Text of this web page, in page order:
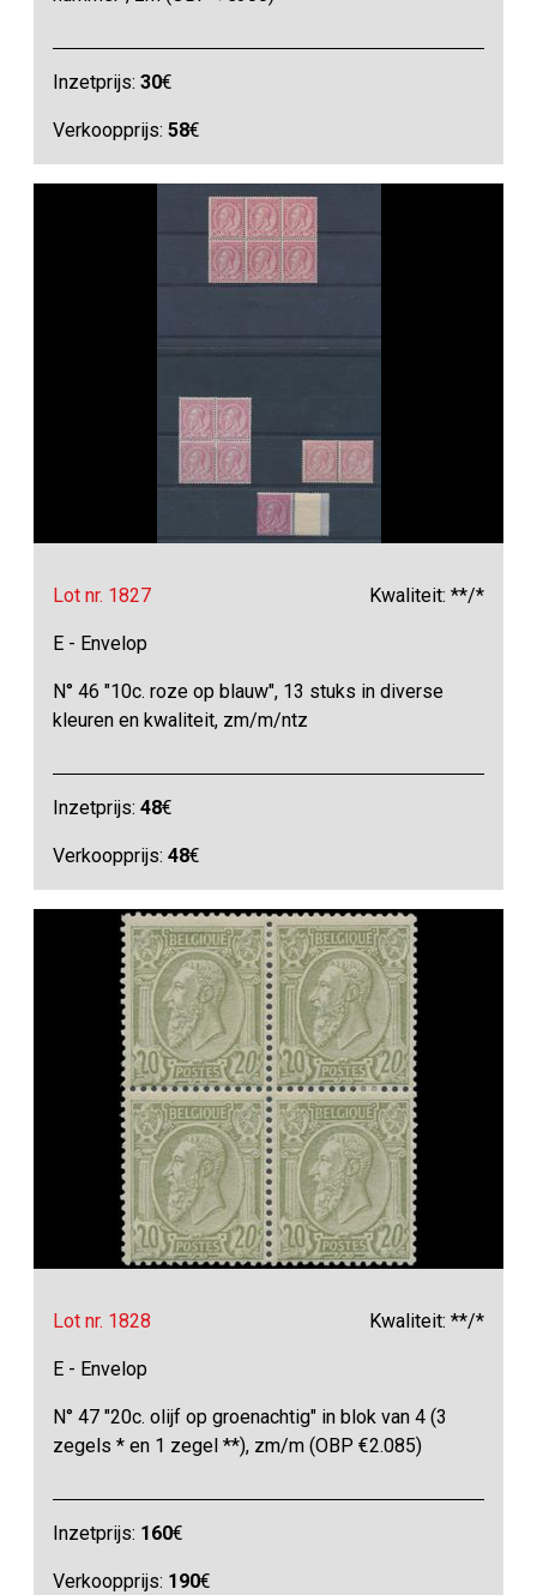
Inzetprijs:30€
Verkoopprijs:58€
Lot nr. 1827 Kwaliteit: **/*
E - Envelop
N° 46 "10c. roze op blauw", 13 stuks in diverse
kleuren en kwaliteit, zm/m/ntz
Inzetprijs:48€
Verkoopprijs:48€
Lot nr. 1828 Kwaliteit: **/*
E - Envelop
N° 47 "20c. olijf op groenachtig" in blok van 4 (3
zegels * en 1 zegel **), zm/m (OBP €2.085)
Inzetprijs: 160€
Verkoopprijs: 190€